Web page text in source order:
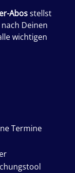
Abosstellst
Deinen
wichtigen
Termine